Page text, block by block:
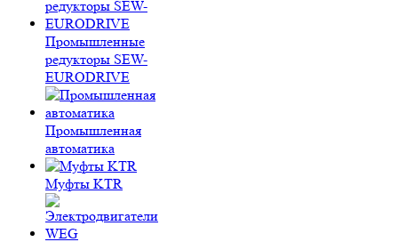
Промышленные
редукторы SEW-
EURODRIVE
Промышленная
автоматика
Муфты KTR